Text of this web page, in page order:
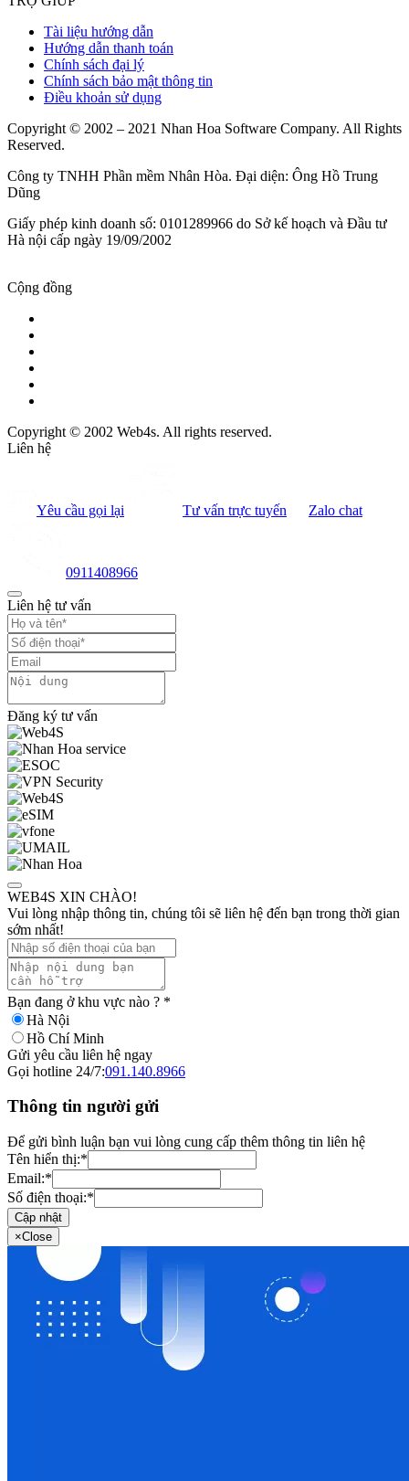
Tài liệu hướng dẫn
Hướng dẫn thanh toán
Chính sách đại lý
Chính sách bảo mật thông tin
Điều khoản sử dụng
Copyright © 2002 – 2021 Nhan Hoa Software Company. All Rights
Reserved.
Công ty TNHH Phần mềm Nhân Hòa. Đại diện: Ông Hồ Trung
Dũng
Giấy phép kinh doanh số: 0101289966 do Sở kế hoạch và Đầu tư
Hà nội cấp ngày 19/09/2002
Cộng đồng
Copyright © 2002 Web4s. All rights reserved.
Liên hệ
Yêu cầu gọi lại Tư vấn trực tuyến Zalo chat
0911408966
Liên hệ tư vấn
Đăng ký tư vấn
WEB4S XIN CHÀO!
Vui lòng nhập thông tin, chúng tôi sẽ liên hệ đến bạn trong thời gian
sớm nhất!
Bạn đang ở khu vực nào ? *
Hà Nội
Hồ Chí Minh
Gửi yêu cầu liên hệ ngay
Gọi hotline 24/7:091.140.8966
Thông tin người gửi
Để gửi bình luận bạn vui lòng cung cấp thêm thông tin liên hệ
Tên hiển thị:*
Email:*
Số điện thoại:*
Cập nhật
×Close